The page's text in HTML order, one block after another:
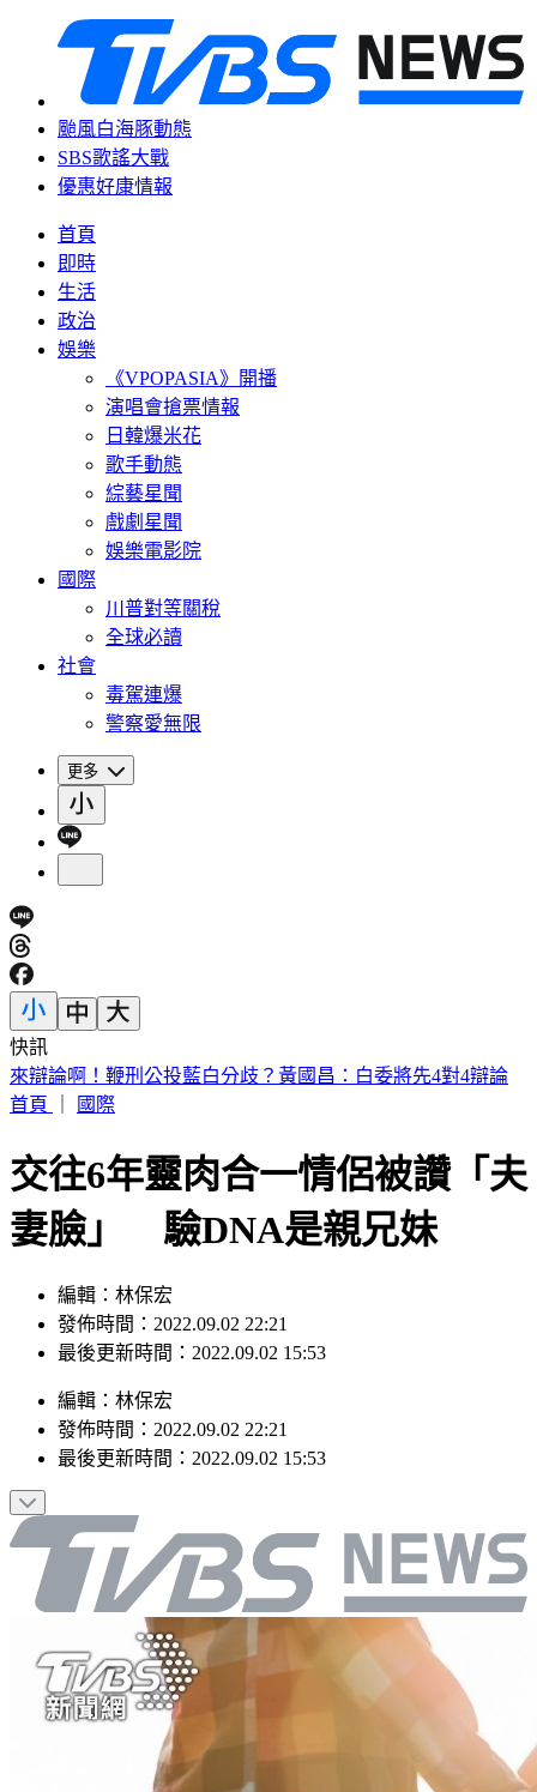
颱風白海豚動態
SBS歌謠大戰
優惠好康情報
首頁
即時
生活
政治
娛樂
《VPOPASIA》開播
演唱會搶票情報
日韓爆米花
歌手動態
綜藝星聞
戲劇星聞
娛樂電影院
國際
川普對等關稅
全球必讀
社會
毒駕連爆
警察愛無限
更多
快訊
日媒爆養樂多中壢廠蟑螂孳生＋職場霸凌 衛生局稽查結果曝
首頁
國際
交往6年靈肉合一情侶被讚「夫
妻臉」 驗DNA是親兄妹
編輯：林保宏
發佈時間：2022.09.02 22:21
最後更新時間：2022.09.02 15:53
編輯 ： 林保宏
發佈時間： 2022.09.02 22:21
最後更新時間： 2022.09.02 15:53